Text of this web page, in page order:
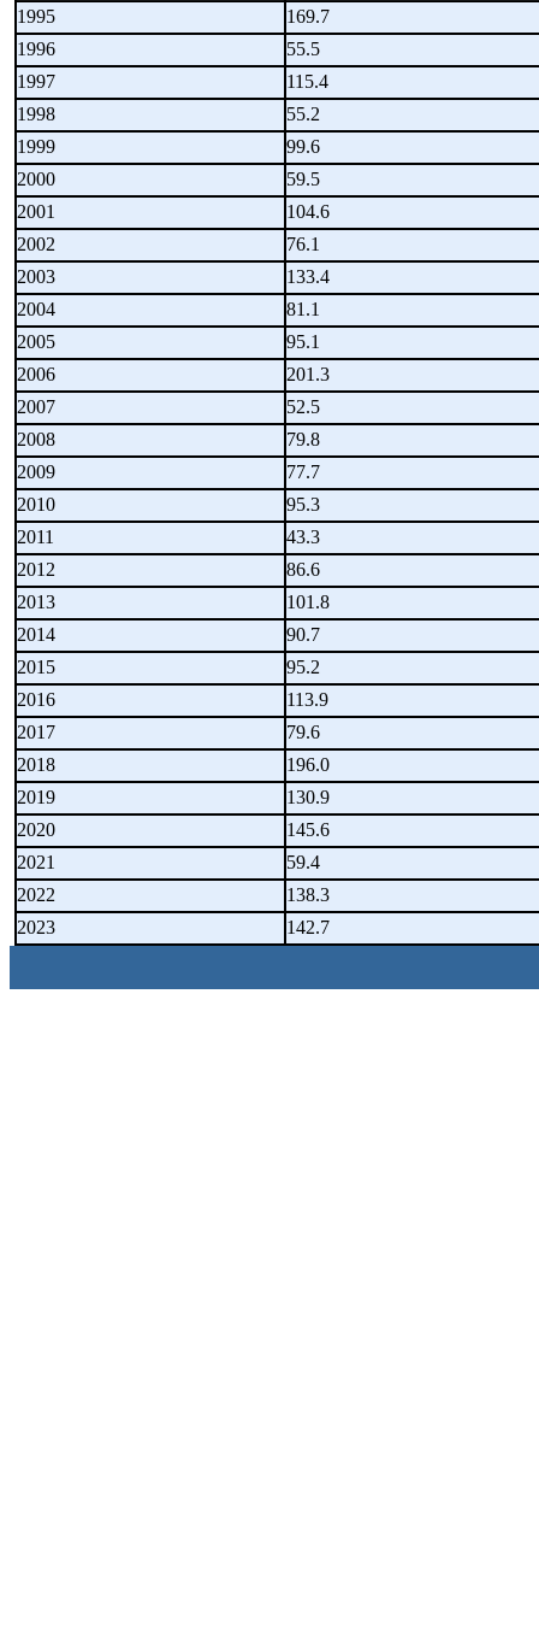
1995
169.7
1996
55.5
1997
115.4
1998
55.2
1999
99.6
2000
59.5
2001
104.6
2002
76.1
2003
133.4
2004
81.1
2005
95.1
2006
201.3
2007
52.5
2008
79.8
2009
77.7
2010
95.3
2011
43.3
2012
86.6
2013
101.8
2014
90.7
2015
95.2
2016
113.9
2017
79.6
2018
196.0
2019
130.9
2020
145.6
2021
59.4
2022
138.3
2023
142.7